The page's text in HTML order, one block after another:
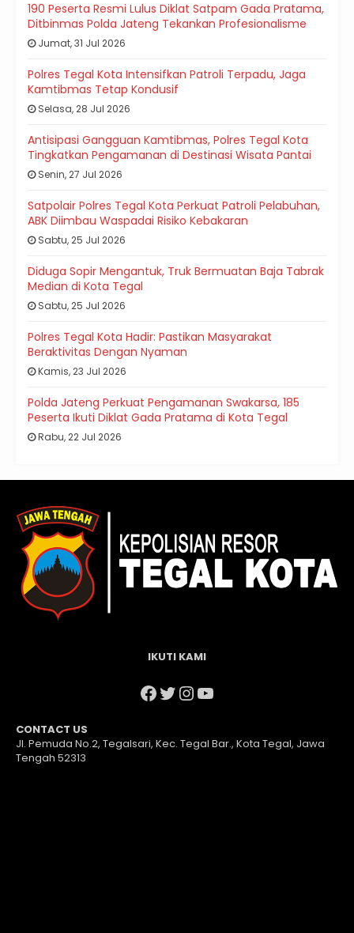
190 Peserta Resmi Lulus Diklat Satpam Gada Pratama,
Ditbinmas Polda Jateng Tekankan Profesionalisme
Jumat, 31 Jul 2026
Polres Tegal Kota Intensifkan Patroli Terpadu, Jaga
Kamtibmas Tetap Kondusif
Selasa, 28 Jul 2026
Antisipasi Gangguan Kamtibmas, Polres Tegal Kota
Tingkatkan Pengamanan di Destinasi Wisata Pantai
Senin, 27 Jul 2026
Satpolair Polres Tegal Kota Perkuat Patroli Pelabuhan,
ABK Diimbau Waspadai Risiko Kebakaran
Sabtu, 25 Jul 2026
Diduga Sopir Mengantuk, Truk Bermuatan Baja Tabrak
Median di Kota Tegal
Sabtu, 25 Jul 2026
Polres Tegal Kota Hadir: Pastikan Masyarakat
Beraktivitas Dengan Nyaman
Kamis, 23 Jul 2026
Polda Jateng Perkuat Pengamanan Swakarsa, 185
Peserta Ikuti Diklat Gada Pratama di Kota Tegal
Rabu, 22 Jul 2026
IKUTI KAMI
Facebook
Twitter
Instagram
YouTube
CONTACT US
Jl. Pemuda No.2, Tegalsari, Kec. Tegal Bar., Kota Tegal, Jawa
Tengah 52313